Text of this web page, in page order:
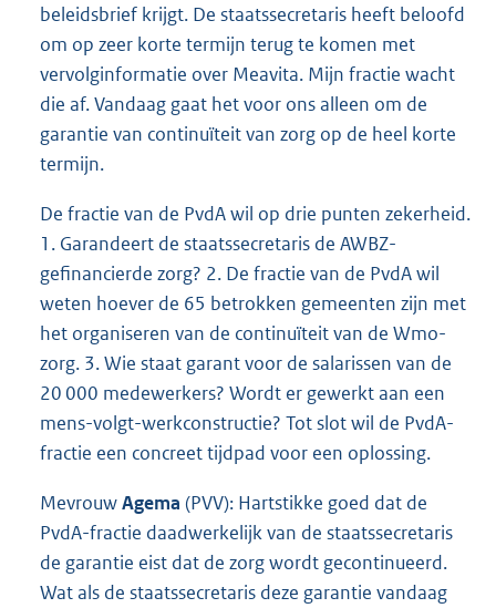
beleidsbrief krijgt. De staatssecretaris heeft beloofd
om op zeer korte termijn terug te komen met
vervolginformatie over Meavita. Mijn fractie wacht
die af. Vandaag gaat het voor ons alleen om de
garantie van continuïteit van zorg op de heel korte
termijn.
De fractie van de PvdA wil op drie punten zekerheid.
1. Garandeert de staatssecretaris de AWBZ-
gefinancierde zorg? 2. De fractie van de PvdA wil
weten hoever de 65 betrokken gemeenten zijn met
het organiseren van de continuïteit van de Wmo-
zorg. 3. Wie staat garant voor de salarissen van de
20 000 medewerkers? Wordt er gewerkt aan een
mens-volgt-werkconstructie? Tot slot wil de PvdA-
fractie een concreet tijdpad voor een oplossing.
MevrouwAgema (PVV): Hartstikke goed dat de
PvdA-fractie daadwerkelijk van de staatssecretaris
de garantie eist dat de zorg wordt gecontinueerd.
Wat als de staatssecretaris deze garantie vandaag